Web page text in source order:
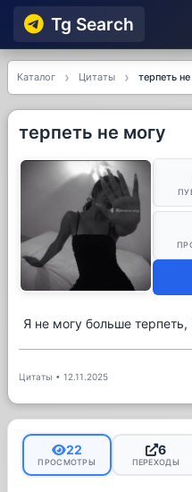
Tg Searсh
Каталог Цитаты терпеть
терпеть не могу
Я не могу больше
Цитаты • 12.11.2025
22
ПРОСМОТРЫ
6
ПЕРЕХОДЫ